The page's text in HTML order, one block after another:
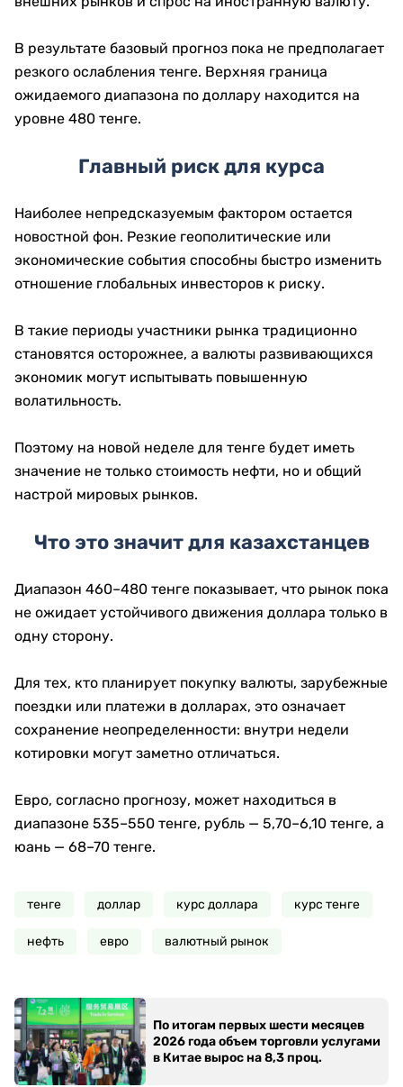
В результате базовый прогноз пока не предполагает
резкого ослабления тенге. Верхняя граница
ожидаемого диапазона по доллару находится на
уровне 480 тенге.
Главный риск для курса
Наиболее непредсказуемым фактором остается
новостной фон. Резкие геополитические или
экономические события способны быстро изменить
отношение глобальных инвесторов к риску.
В такие периоды участники рынка традиционно
становятся осторожнее, а валюты развивающихся
экономик могут испытывать повышенную
волатильность.
Поэтому на новой неделе для тенге будет иметь
значение не только стоимость нефти, но и общий
настрой мировых рынков.
Что это значит для казахстанцев
Диапазон 460–480 тенге показывает, что рынок пока
не ожидает устойчивого движения доллара только в
одну сторону.
Для тех, кто планирует покупку валюты, зарубежные
поездки или платежи в долларах, это означает
сохранение неопределенности: внутри недели
котировки могут заметно отличаться.
Евро, согласно прогнозу, может находиться в
диапазоне 535–550 тенге, рубль — 5,70–6,10 тенге, а
юань — 68–70 тенге.
тенге доллар курс доллара курс тенге
нефть евро валютный рынок
По итогам первых шести месяцев
2026 года объем торговли услугами
в Китае вырос на 8,3 проц.